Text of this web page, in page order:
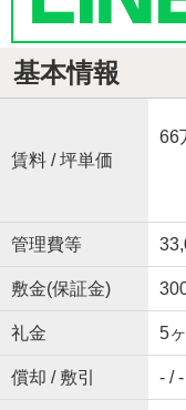
基本情報
賃料 / 坪単価
66
管理費等
敷金(保証金)
礼金 5
償却 / 敷引 - / -